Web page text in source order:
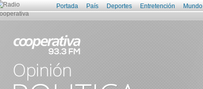
Portada País Deportes Entretención Mundo